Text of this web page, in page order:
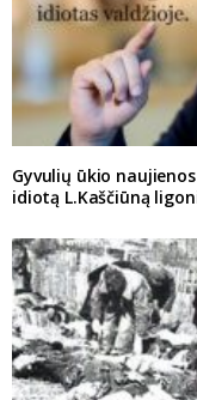
Gyvulių ūkio
idiotą L.Kaščiūną